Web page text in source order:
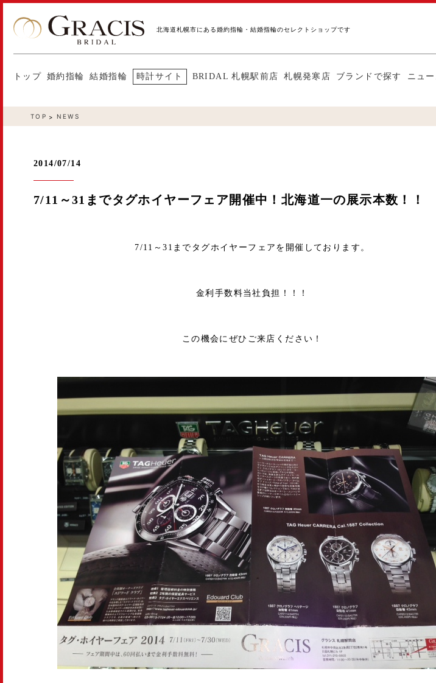
北海道札幌市にある婚約指輪・結婚指輪のセレクトショップです
トップ 婚約指輪 結婚指輪 時計サイト BRIDAL 札幌駅前店 札幌発寒店 ブランドで探す ニュー
TOP NEWS
2014/07/14
7/11～31までタグホイヤーフェア開催中！北海道一の展示本数！！
7/11～31までタグホイヤーフェアを開催しております。
金利手数料当社負担！！！
この機会にぜひご来店ください！